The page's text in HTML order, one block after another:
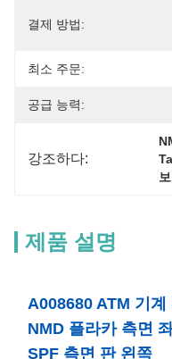
결제 방법:
최소 주문:
공급 능력:
강조하다:
제품 설명
A008680 ATM 기
NMD 플라카 측면
SPF 측면 판 왼쪽